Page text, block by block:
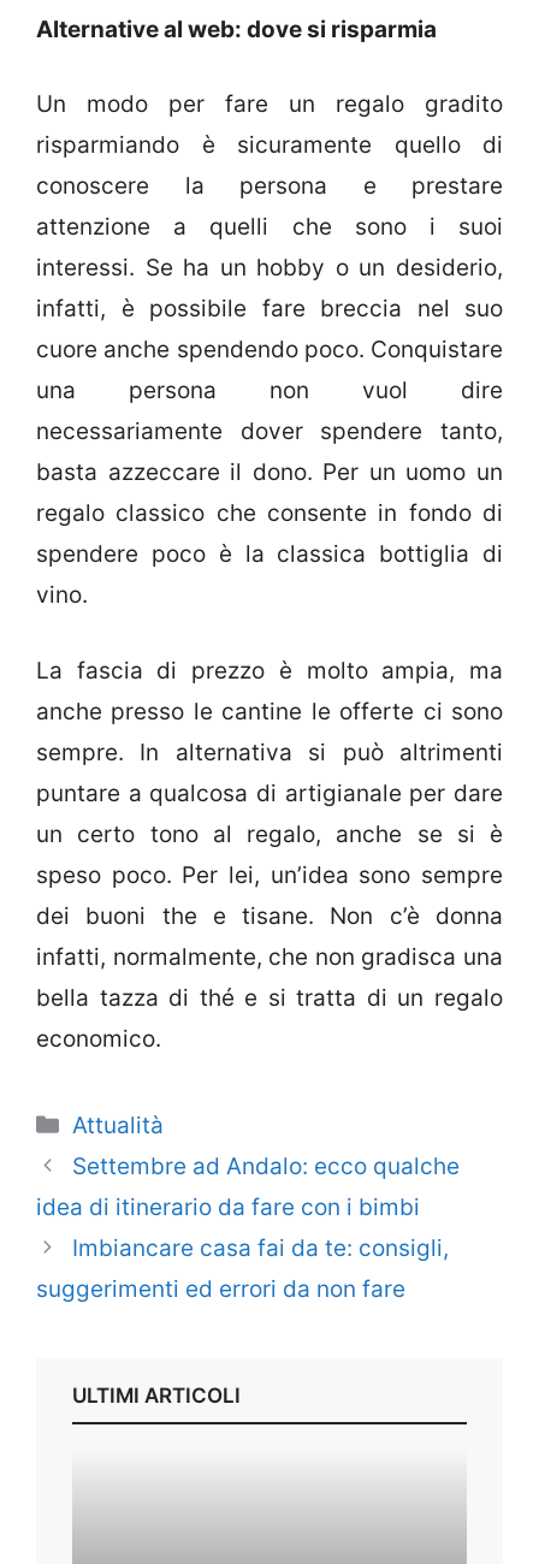
Alternative al web: dove si risparmia
Un modo per fare un regalo gradito
risparmiando è sicuramente quello di
conoscere la persona e prestare
attenzione a quelli che sono i suoi
interessi. Se ha un hobby o un desiderio,
infatti, è possibile fare breccia nel suo
cuore anche spendendo poco. Conquistare
una persona non vuol dire
necessariamente dover spendere tanto,
basta azzeccare il dono. Per un uomo un
regalo classico che consente in fondo di
spendere poco è la classica bottiglia di
vino.
La fascia di prezzo è molto ampia, ma
anche presso le cantine le offerte ci sono
sempre. In alternativa si può altrimenti
puntare a qualcosa di artigianale per dare
un certo tono al regalo, anche se si è
speso poco. Per lei, un’idea sono sempre
dei buoni the e tisane. Non c’è donna
infatti, normalmente, che non gradisca una
bella tazza di thé e si tratta di un regalo
economico.
Categorie
Attualità
Settembre ad Andalo: ecco qualche
idea di itinerario da fare con i bimbi
Imbiancare casa fai da te: consigli,
suggerimenti ed errori da non fare
ULTIMI ARTICOLI